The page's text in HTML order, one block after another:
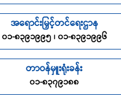
အရောင်းမြှင့်တင်ရေးဌာန
၀၁-၈၃၉၁၉၉၅ ၊ ၀၁-၈၃၉၁၉၉၆
တာဝန်မှူးရုံးခန်း
၀၁-၈၃၇၉၁၈၈